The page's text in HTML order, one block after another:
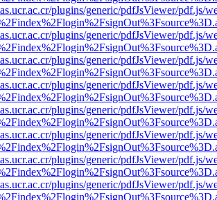
plugins/generic/pdfJsViewer/pdf.js/
plugins/generic/pdfJsViewer/pdf.js/
plugins/generic/pdfJsViewer/pdf.js/
plugins/generic/pdfJsViewer/pdf.js/
plugins/generic/pdfJsViewer/pdf.js/
plugins/generic/pdfJsViewer/pdf.js/
plugins/generic/pdfJsViewer/pdf.js/
plugins/generic/pdfJsViewer/pdf.js/